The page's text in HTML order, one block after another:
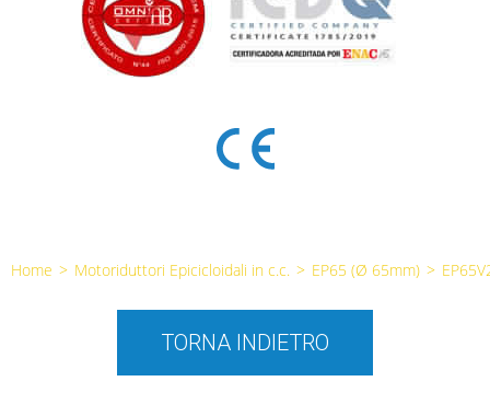
Home > Motoriduttori Epicicloidali in c.c. > EP65 (Ø 65mm) >
TORNA INDIETRO